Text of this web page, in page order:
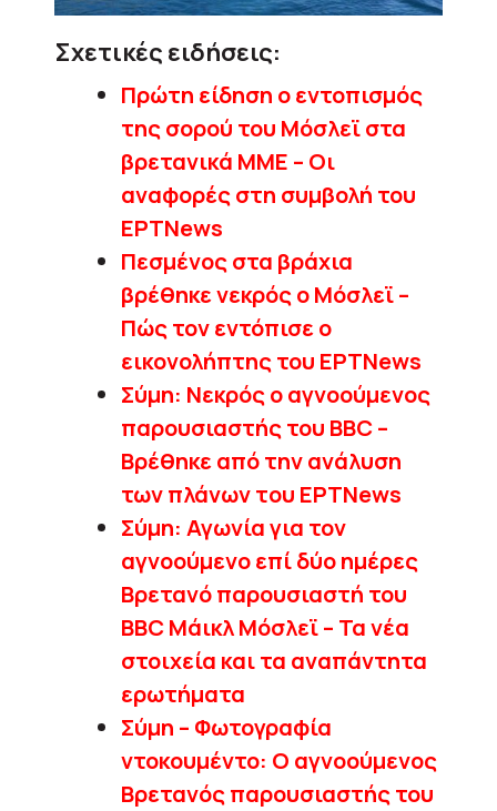
Σχετικές ειδήσεις:
Πρώτη είδηση ο εντοπισμός
της σορού του Μόσλεϊ στα
βρετανικά ΜΜΕ – Οι
αναφορές στη συμβολή του
EΡΤΝews
Πεσμένος στα βράχια
βρέθηκε νεκρός ο Μόσλεϊ –
Πώς τον εντόπισε ο
εικονολήπτης του EΡΤΝews
Σύμη: Νεκρός ο αγνοούμενος
παρουσιαστής του ΒΒC –
Βρέθηκε από την ανάλυση
των πλάνων τoυ ΕΡΤNews
Σύμη: Αγωνία για τον
αγνοούμενο επί δύο ημέρες
Βρετανό παρουσιαστή του
BBC Μάικλ Μόσλεϊ – Τα νέα
στοιχεία και τα αναπάντητα
ερωτήματα
Σύμη – Φωτογραφία
ντοκουμέντο: Ο αγνοούμενος
Βρετανός παρουσιαστής του